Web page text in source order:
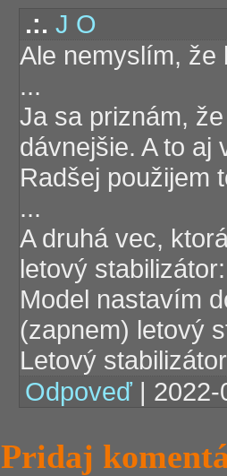
.:. J O
Ale nemyslím, že
...
Ja sa priznám,
dávnejšie. A to aj
Radšej použijem
...
A druhá vec,
letový
Model nastavím
(zapnem) letový
Letový
Odpoveď |
Pridaj